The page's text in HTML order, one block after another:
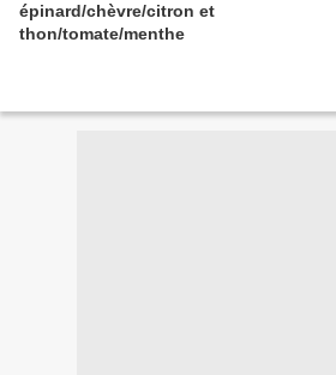
épinard/chèvre/citron et
thon/tomate/menthe